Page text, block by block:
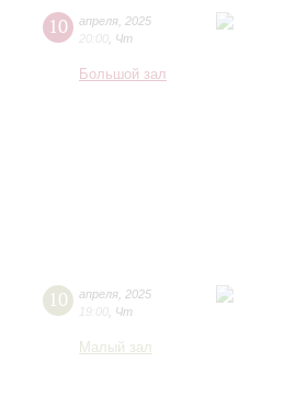
10 апреля 2025
20:00 Чт
Большой зал
10 апреля 2025
19:00 Чт
Малый зал